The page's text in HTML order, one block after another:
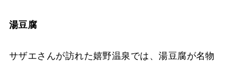
湯豆腐
サザエさんが訪れた嬉野温泉では、湯豆腐が名物